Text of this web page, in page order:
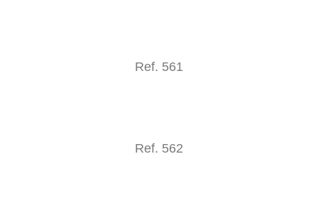
Ref. 561
Ref. 562